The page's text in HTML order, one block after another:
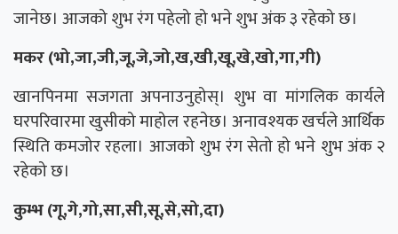
जानेछ। आजको शुभ रंग पहेलो हो भने शुभ अंक ३ रहेको छ।
मकर (भो,जा,जी,जू,जे,जो,ख,खी,खू,खे,खो,गा,गी)
खानपिनमा सजगता अपनाउनुहोस्। शुभ वा मांगलिक कार्यले
घरपरिवारमा खुसीको माहोल रहनेछ। अनावश्यक खर्चले आर्थिक
स्थिति कमजोर रहला। आजको शुभ रंग सेतो हो भने शुभ अंक २
रहेको छ।
कुम्भ (गू,गे,गो,सा,सी,सू,से,सो,दा)